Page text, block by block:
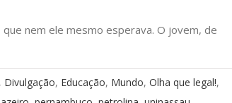
que nem ele mesmo esperava. O jovem, de
, Divulgação, Educação, Mundo, Olha que legal!,